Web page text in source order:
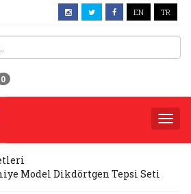
TR
EN
0
Model Dikdörtgen Tepsi Seti